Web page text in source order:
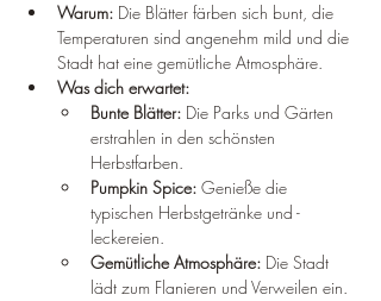
Warum: Die Blätter färben sich bunt, die
Temperaturen sind angenehm mild und die
Stadt hat eine gemütliche Atmosphäre.
Was dich erwartet:
Bunte Blätter: Die Parks und Gärten
erstrahlen in den schönsten
Herbstfarben.
Pumpkin Spice: Genieße die
typischen Herbstgetränke und -
leckereien.
Gemütliche Atmosphäre: Die Stadt
lädt zum Flanieren und Verweilen ein.